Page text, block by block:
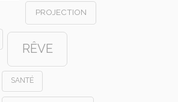
PROJECTION
RÊVE
SANTÉ